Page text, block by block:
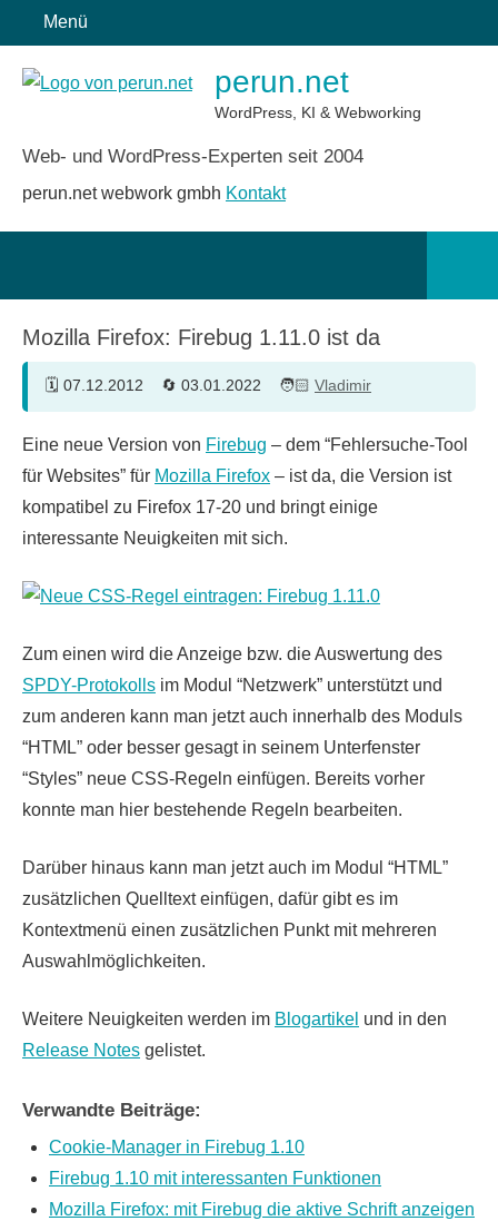
Inhalt
springen
Menü
perun.net
WordPress, KI & Webworking
Web- und WordPress-Experten seit 2004
perun.net webwork gmbh Kontakt
Mozilla Firefox: Firebug 1.11.0 ist da
07.12.2012 03.01.2022 Vladimir
Eine neue Version von Firebug – dem “Fehlersuche-Tool
für Websites” für Mozilla Firefox – ist da, die Version ist
kompatibel zu Firefox 17-20 und bringt einige
interessante Neuigkeiten mit sich.
Zum einen wird die Anzeige bzw. die Auswertung des
SPDY-Protokolls im Modul “Netzwerk” unterstützt und
zum anderen kann man jetzt auch innerhalb des Moduls
“HTML” oder besser gesagt in seinem Unterfenster
“Styles” neue CSS-Regeln einfügen. Bereits vorher
konnte man hier bestehende Regeln bearbeiten.
Darüber hinaus kann man jetzt auch im Modul “HTML”
zusätzlichen Quelltext einfügen, dafür gibt es im
Kontextmenü einen zusätzlichen Punkt mit mehreren
Auswahlmöglichkeiten.
Weitere Neuigkeiten werden im Blogartikel und in den
Release Notes gelistet.
Verwandte Beiträge:
Cookie-Manager in Firebug 1.10
Firebug 1.10 mit interessanten Funktionen
Mozilla Firefox: mit Firebug die aktive Schrift anzeigen